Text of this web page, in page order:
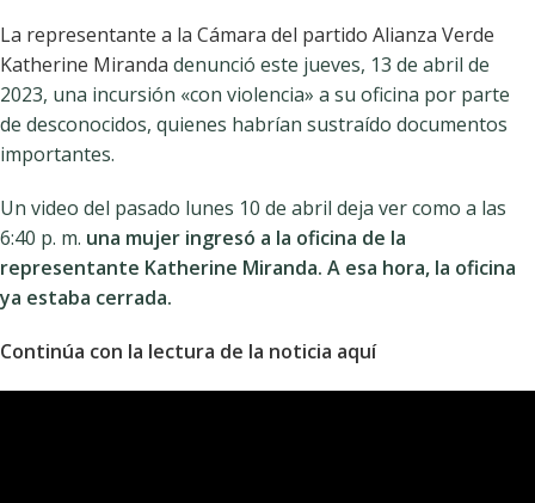
La representante a la Cámara del partido Alianza Verde
Katherine Miranda denunció este jueves, 13 de abril de
2023, una incursión «con violencia» a su oficina por parte
de desconocidos, quienes habrían sustraído documentos
importantes.
Un video del pasado lunes 10 de abril deja ver como a las
6:40 p. m. una mujer ingresó a la oficina de la
representante Katherine Miranda. A esa hora, la oficina
ya estaba cerrada.
Continúa con la lectura de la noticia aquí